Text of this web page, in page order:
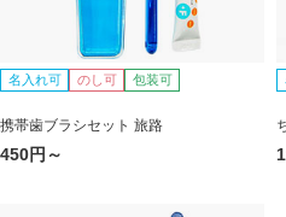
名入れ可 のし可 包装可
携帯歯ブラシセット 旅路
450円～